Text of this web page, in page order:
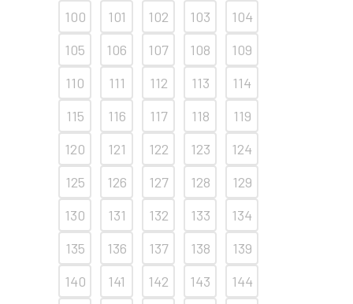
100
101 102 103
104
105
106 107 108
109
110
111 112 113
114
115
116 117 118
119
120
121 122 123
124
125
126 127 128
129
130
131 132 133
134
135
136 137 138
139
140
141 142 143
144